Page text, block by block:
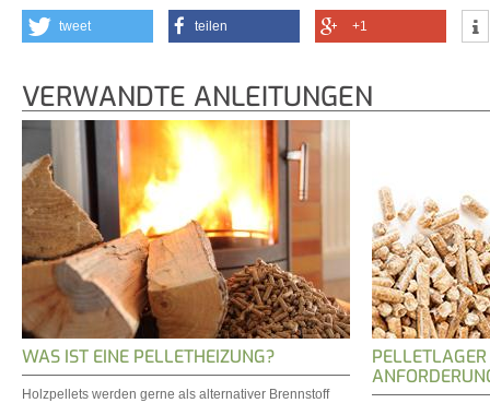
tweet teilen +1
VERWANDTE ANLEITUNGEN
WAS IST EINE PELLETHEIZUNG?
Holzpellets werden gerne als alternativer Brennstoff